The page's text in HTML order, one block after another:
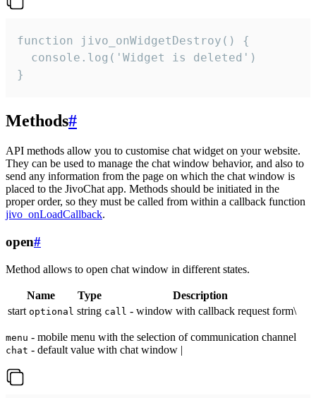
function jivo_onWidgetDestroy() {
  console.log('Widget is deleted')
}
Methods#
API methods allow you to customise chat widget on your website.
They can be used to manage the chat window behavior, and also to
send any information from the page on which the chat window is
placed to the JivoChat app. Methods should be initiated in the
proper order, so they must be called from within a callback function
jivo_onLoadCallback.
open#
Method allows to open chat window in different states.
Name Type
Description
start optional string call - window with callback request form\
menu - mobile menu with the selection of communication channel
chat - default value with chat window |